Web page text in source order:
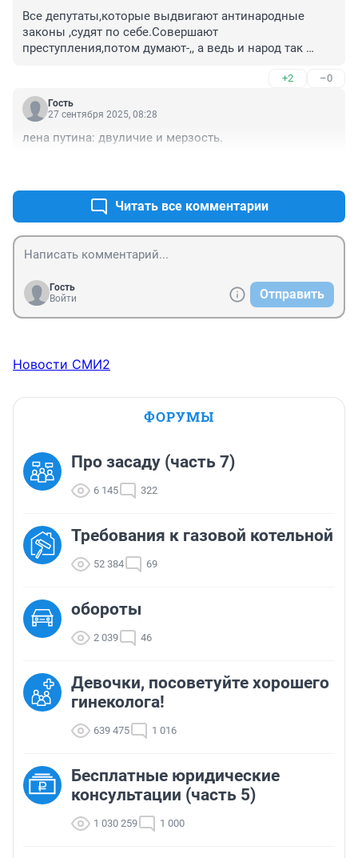
Все депутаты,которые выдвигают антинародные
законы ,судят по себе.Совершают
преступления,потом думают-,, а ведь и народ так
+2 –0
Гость
27 сентября 2025, 08:28
лена путина: двуличие и мерзость.
Читать все комментарии
Гость
Войти
Отправить
Новости СМИ2
ФОРУМЫ
Про засаду (часть 7)
6 145 322
Требования к газовой котельной
52 384 69
обороты
2 039 46
Девочки, посоветуйте хорошего
гинеколога!
639 475 1 016
Бесплатные юридические
консультации (часть 5)
1 030 259 1 000